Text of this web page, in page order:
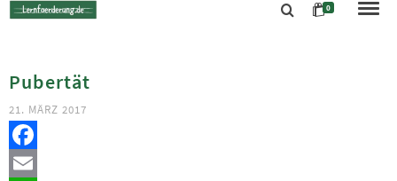
0
Pubertät
21. MÄRZ 2017
Facebook